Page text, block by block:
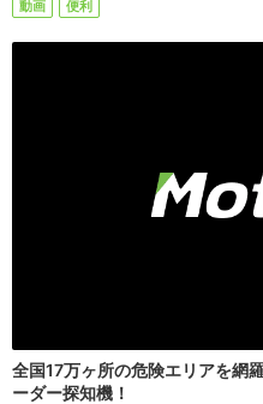
動画 便利
全国17万ヶ所の危険エリアを網
ーダー探知機！